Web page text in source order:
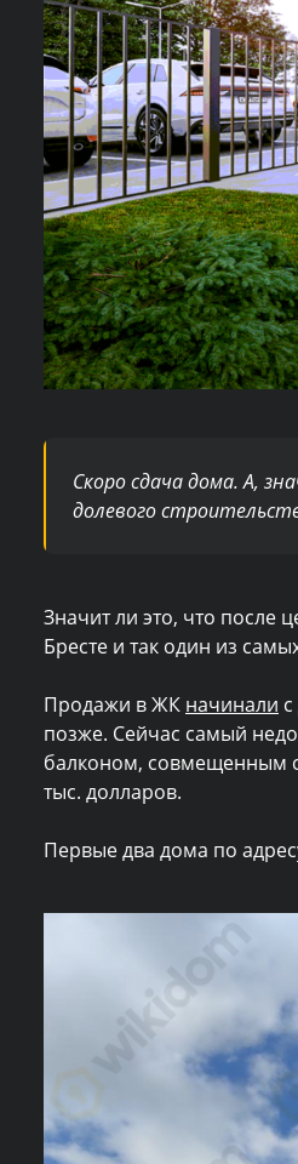
Скоро сдача дома. А,
долевого
Значит ли это, что после
Бресте и так один из
Продажи в ЖК начинали
позже. Сейчас самый
балконом, совмещенным
тыс. долларов.
Первые два дома по